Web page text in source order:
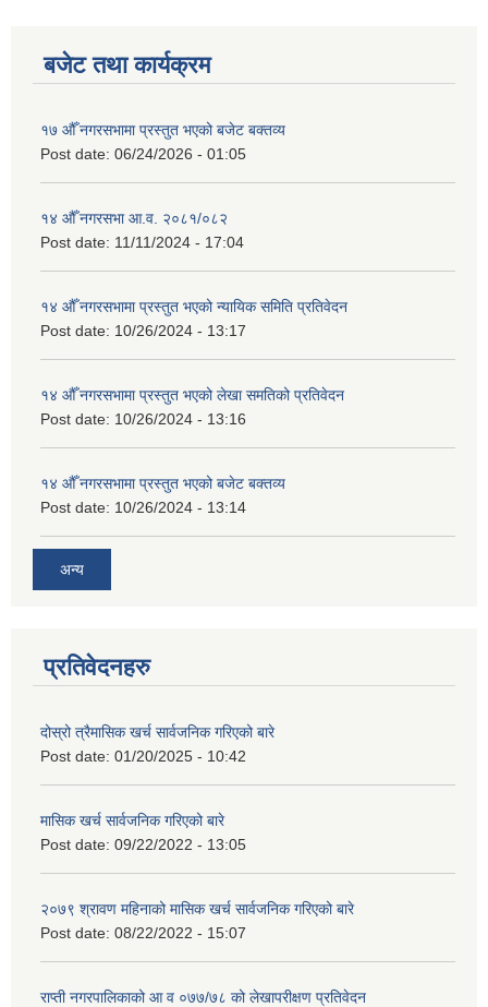
बजेट तथा कार्यक्रम
१७ औँ नगरसभामा प्रस्तुत भएको बजेट बक्तव्य
Post date: 06/24/2026 - 01:05
१४ औँ नगरसभा आ.व. २०८१/०८२
Post date: 11/11/2024 - 17:04
१४ औँ नगरसभामा प्रस्तुत भएको न्यायिक समिति प्रतिवेदन
Post date: 10/26/2024 - 13:17
१४ औँ नगरसभामा प्रस्तुत भएको लेखा समतिको प्रतिवेदन
Post date: 10/26/2024 - 13:16
१४ औँ नगरसभामा प्रस्तुत भएको बजेट बक्तव्य
Post date: 10/26/2024 - 13:14
अन्य
प्रतिवेदनहरु
दोस्रो त्रैमासिक खर्च सार्वजनिक गरिएको बारे
Post date: 01/20/2025 - 10:42
मासिक खर्च सार्वजनिक गरिएको बारे
Post date: 09/22/2022 - 13:05
२०७९ श्रावण महिनाको मासिक खर्च सार्वजनिक गरिएको बारे
Post date: 08/22/2022 - 15:07
राप्ती नगरपालिकाको आ व ०७७/७८ को लेखापरीक्षण प्रतिवेदन